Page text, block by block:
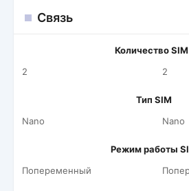
Связь
Количество
2
2
Тип SIM
Nano
Nano
Режим работы
Попеременный